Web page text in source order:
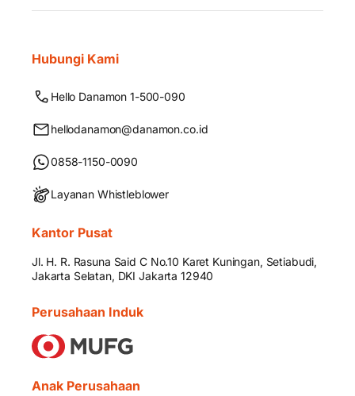
Hubungi Kami
Hello Danamon 1-500-090
hellodanamon@danamon.co.id
0858-1150-0090
Layanan Whistleblower
Kantor Pusat
Jl. H. R. Rasuna Said C No.10 Karet Kuningan, Setiabudi,
Jakarta Selatan, DKI Jakarta 12940
Perusahaan Induk
Anak Perusahaan